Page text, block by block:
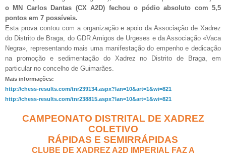
o MN Carlos Dantas (CX A2D) fechou o pódio absoluto com 5,5
pontos em 7 possíveis.
Esta prova contou com a organização e apoio da Associação de Xadrez
do Distrito de Braga, do GDR Amigos de Urgeses e da Associação «Vaca
Negra», representando mais uma manifestação do empenho e dedicação
na promoção e sedimentação do Xadrez no Distrito de Braga, em
particular no concelho de Guimarães.
Mais informações:
http://chess-results.com/tnr239134.aspx?lan=10&art=1&wi=821
http://chess-results.com/tnr238815.aspx?lan=10&art=1&wi=821
CAMPEONATO DISTRITAL DE XADREZ
COLETIVO
RÁPIDAS E SEMIRRÁPIDAS
CLUBE DE XADREZ A2D IMPERIAL FAZ A